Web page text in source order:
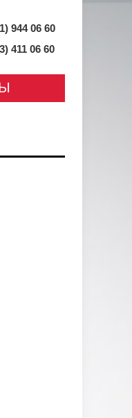
944 06 60
411 06 60